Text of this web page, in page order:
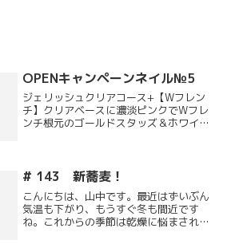
OPENキャンペーンネイル№5
ジェリッシュクリアコース+【Wフレン
チ】クリアベースに濃淡ピンクでWフレ
ンチ根元のゴールドスタッズ＆ホワイト
# 143 新蕎麦！
こんにちは、山中です。最近はずいぶん
気温も下がり、もうすぐ冬も間近です
ね。これからの季節は乾燥に悩まされま